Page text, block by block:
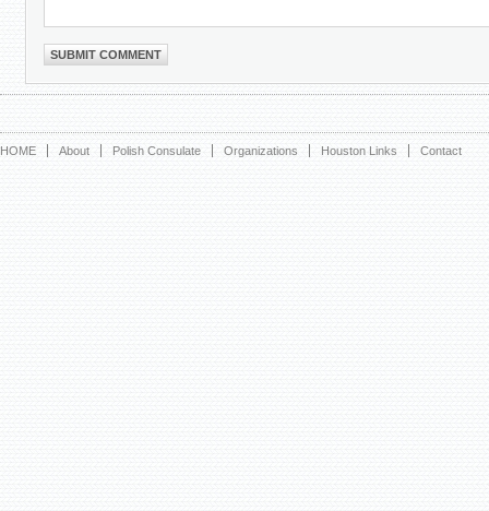
HOME About Polish Consulate Organizations Houston Links Contact